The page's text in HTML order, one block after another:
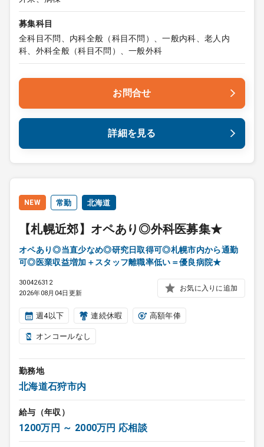
募集科目
全科目不問、内科全般（科目不問）、一般内科、老人内
科、外科全般（科目不問）、一般外科
お問合せ
詳細を見る
NEW 常勤 北海道
【札幌近郊】オペあり◎外科医募集★
オペあり◎当直少なめ◎研究日取得可◎札幌市内から通勤
可◎医業収益増加＋スタッフ離職率低い＝優良病院★
300426312
2026年08月04日更新
お気に入りに追加
週4以下 連続休暇 高額年俸
オンコールなし
勤務地
北海道石狩市内
給与（年収）
1200万円 ～ 2000万円 応相談